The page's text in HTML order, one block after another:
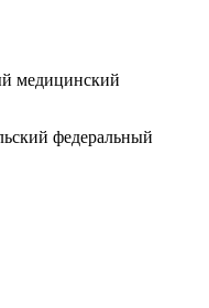
медицинский
федеральный